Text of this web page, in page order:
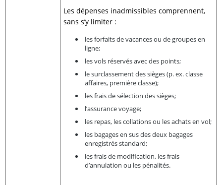
Les dépenses inadmissibles comprennent,
sans s’y limiter :
les forfaits de vacances ou de groupes en
ligne;
les vols réservés avec des points;
le surclassement des sièges (p. ex. classe
affaires, première classe);
les frais de sélection des sièges;
l’assurance voyage;
les repas, les collations ou les achats en vol;
les bagages en sus des deux bagages
enregistrés standard;
les frais de modification, les frais
d’annulation ou les pénalités.